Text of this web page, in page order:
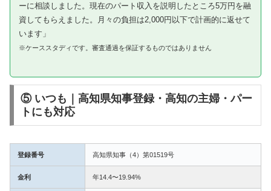
ーに相談しました。現在のパート収入を説明したところ5万円を融
資してもらえました。月々の負担は2,000円以下で計画的に返せて
います」
※ケーススタディです。審査通過を保証するものではありません
⑤ いつも｜高知県知事登録・高知の主婦・パー
トにも対応
登録番号 高知県知事（4）第01519号
金利 年14.4〜19.94%